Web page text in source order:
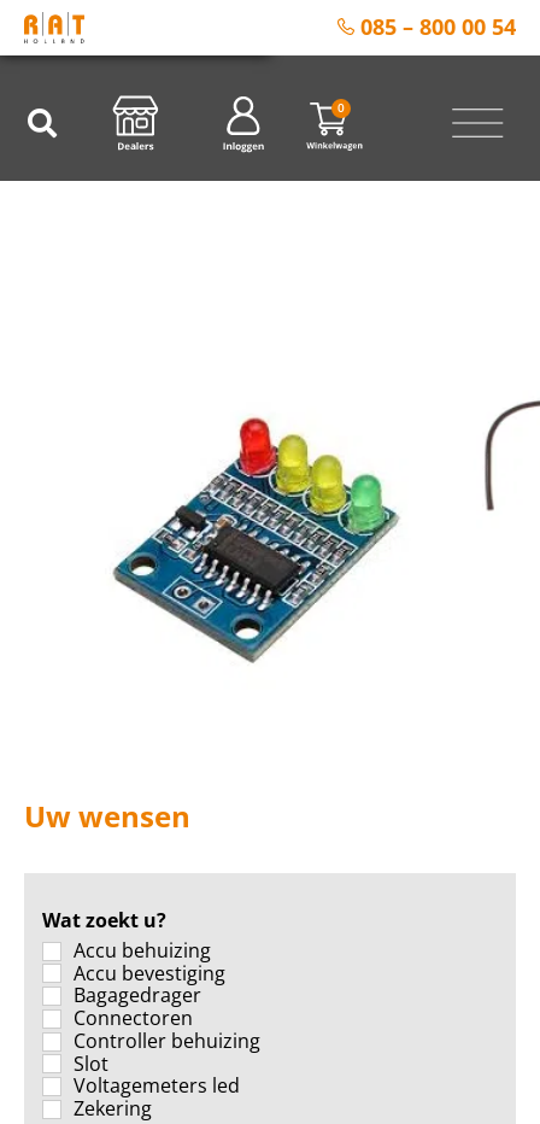
085 – 800 00 54
0
Uw wensen
Wat zoekt u?
Accu behuizing
Accu bevestiging
Bagagedrager
Connectoren
Controller behuizing
Slot
Voltagemeters led
Zekering